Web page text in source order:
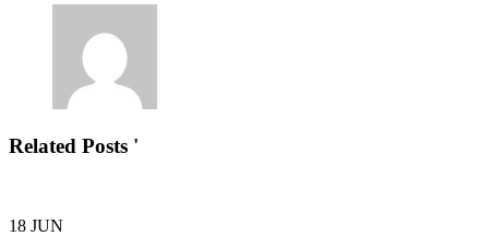
Related Posts '
18 JUN